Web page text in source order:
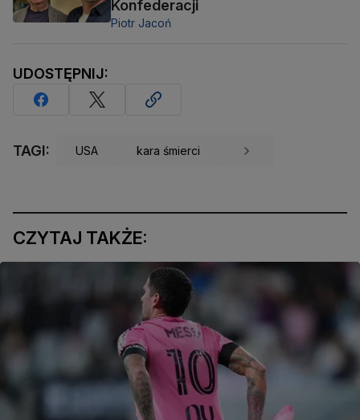
Konfederacji
Piotr Jacoń
UDOSTĘPNIJ:
TAGI: USA kara śmierci
CZYTAJ TAKŻE: